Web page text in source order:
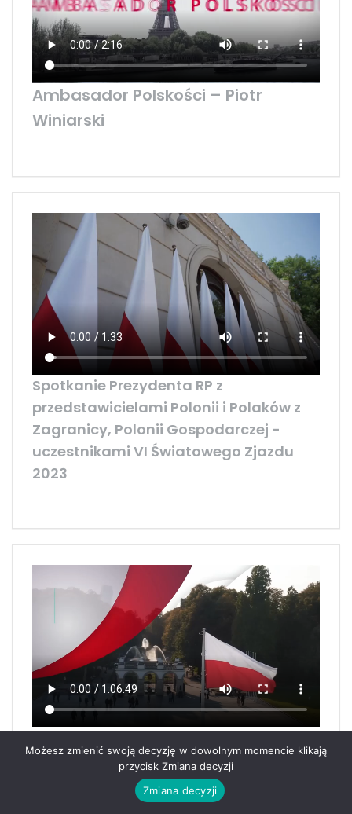
Ambasador Polskości – Piotr
Winiarski
Spotkanie Prezydenta RP z
przedstawicielami Polonii i Polaków z
Zagranicy, Polonii Gospodarczej -
uczestnikami VI Światowego Zjazdu
2023
TAJEMNICA BARW NARODOWYCH
Możesz zmienić swoją decyzję w dowolnym momencie klikają
przycisk Zmiana decyzji
Zmiana decyzji